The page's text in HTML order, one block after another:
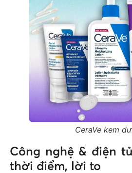
CeraVe kem
Công nghệ & điện
thời điểm, lời to